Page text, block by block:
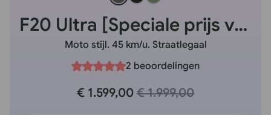
F20 Ultra [Speciale prijs volgens Britse norm]
Moto stijl. 45 km/u. Straatlegaal
2 beoordelingen
€ 1.599,00 € 1.999,00